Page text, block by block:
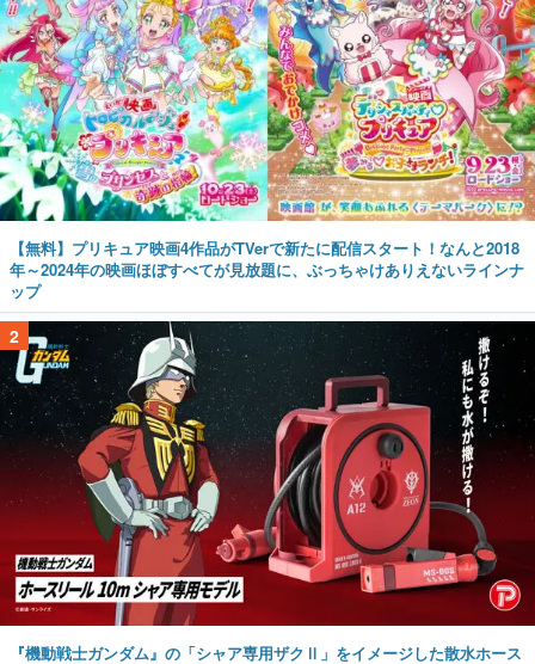
【無料】プリキュア映画4作品がTVerで新たに配信スタート！なんと2018
年～2024年の映画ほぼすべてが見放題に、ぶっちゃけありえないラインナ
ップ
2
『機動戦士ガンダム』の「シャア専用ザクⅡ」をイメージした散水ホース